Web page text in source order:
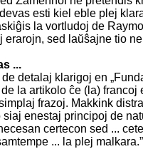
esti kiel eble plej
la vortludoj de
erarojn, sed laŭŝajne tio
...
detalaj klarigoj en
la artikolo ĉe (la) francoj
frazoj. Makkink
enestaj principoj de
certecon sed ...
... la plej malkara.”